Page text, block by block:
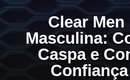
Clear
Masculina:
Caspa e